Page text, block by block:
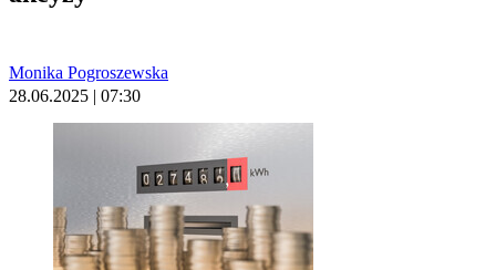
Monika Pogroszewska
28.06.2025 | 07:30